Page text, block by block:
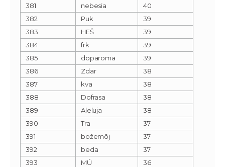
381
nebesia
40
382
Puk
39
383
HEŠ
39
384
frk
39
385
doparoma
39
386
Zdar
38
387
kva
38
388
Dofrasa
38
389
Aleluja
38
390
Tra
37
391
božemôj
37
392
beda
37
393
MÚ
36